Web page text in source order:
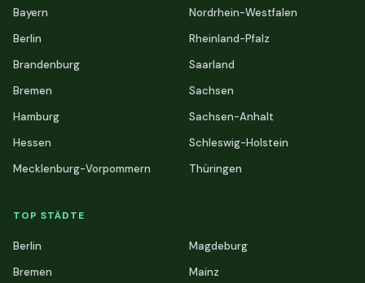
Bayern
Berlin
Brandenburg
Bremen
Hamburg
Hessen
Mecklenburg-Vorpommern
Nordrhein-Westfalen
Rheinland-Pfalz
Saarland
Sachsen
Sachsen-Anhalt
Schleswig-Holstein
Thüringen
TOP STÄDTE
Berlin
Bremen
Magdeburg
Mainz